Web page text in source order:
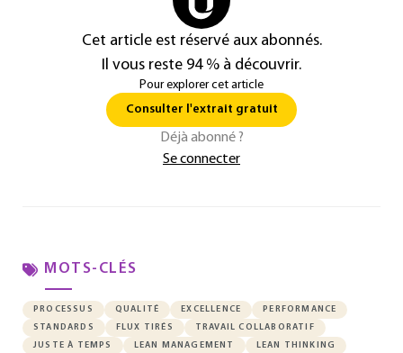
Cet article est réservé aux abonnés.
Il vous reste 94 % à découvrir.
Pour explorer cet article
Consulter l'extrait gratuit
Déjà abonné ?
Se connecter
MOTS-CLÉS
PROCESSUS QUALITÉ EXCELLENCE
PERFORMANCE
STANDARDS
FLUX TIRÉS
TRAVAIL COLLABORATIF
JUSTE À TEMPS
LEAN MANAGEMENT
LEAN THINKING